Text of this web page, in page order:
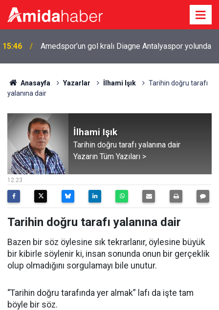
15:46 Amedspor’un gol kralı Diagne Antalyaspor yolunda
Anasayfa Yazarlar İlhami Işık
Tarihin doğru tarafı
yalanına dair
İlhami Işık
Tarihin doğru tarafı yalanına dair
Yazarın Tüm Yazıları >
12:23
23 Mayıs 2026
Tarihin doğru tarafı yalanına dair
Bazen bir söz öylesine sık tekrarlanır, öylesine büyük
bir kibirle söylenir ki, insan sonunda onun bir gerçeklik
olup olmadığını sorgulamayı bile unutur.
“Tarihin doğru tarafında yer almak” lafı da işte tam
böyle bir söz.